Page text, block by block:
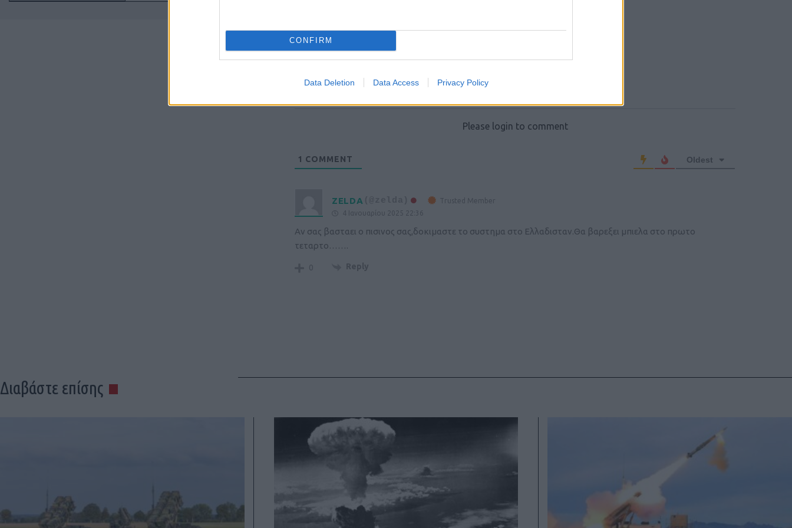
CONFIRM
Data Deletion Data Access Privacy Policy
Please login to comment
1 COMMENT Oldest
ZELDA
Trusted Member
4 Ιανουαρίου 2025 22:36
Αν σας βασταει ο πισινος σας,δοκιμαστε το συστημα στο Ελλαδισταν.Θα βαρεξει μπιελα στο πρωτο
τεταρτο…….
0 Reply
Διαβάστε επίσης